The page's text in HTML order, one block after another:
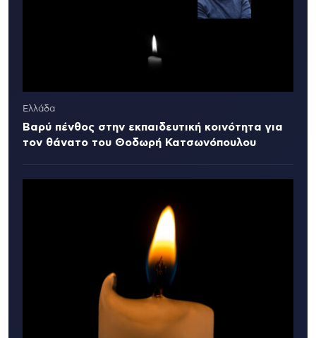
Ελλάδα
Βαρύ πένθος στην εκπαιδευτική κοινότητα για
τον θάνατο του Θοδωρή Κατσωνόπουλου